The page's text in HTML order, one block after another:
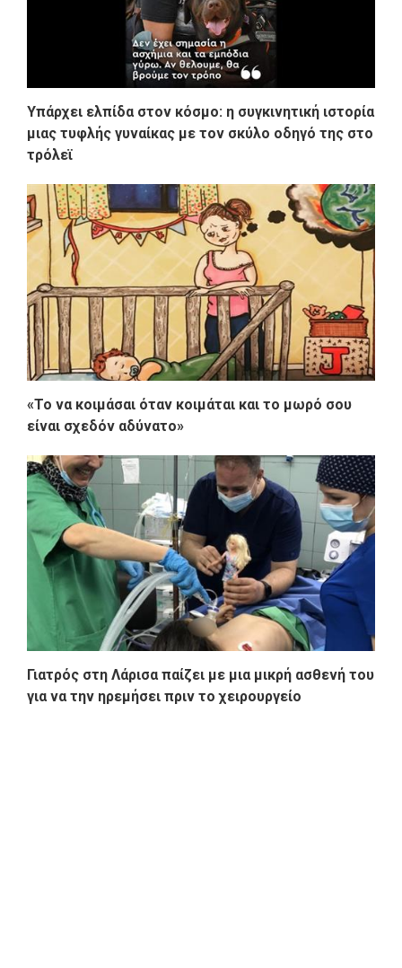
Υπάρχει ελπίδα στον κόσμο: η συγκινητική ιστορία
μιας τυφλής γυναίκας με τον σκύλο οδηγό της στο
τρόλεϊ
«Το να κοιμάσαι όταν κοιμάται και το μωρό σου
είναι σχεδόν αδύνατο»
Γιατρός στη Λάρισα παίζει με μια μικρή ασθενή του
για να την ηρεμήσει πριν το χειρουργείο